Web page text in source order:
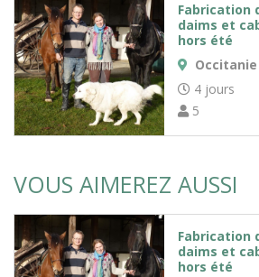
Fabrication
daims et
hors été
Occitanie
4 jours
5
VOUS AIMEREZ AUSSI
Fabrication
daims et
hors été